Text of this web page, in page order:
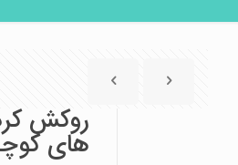
روکش
های